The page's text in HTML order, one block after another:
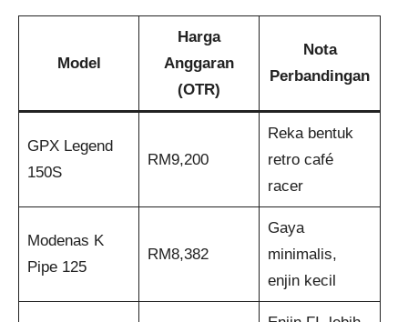
Model
Harga
Anggaran
(OTR)
Nota
Perbandingan
GPX Legend
150S
RM9,200
Reka bentuk
retro café
racer
Modenas K
Pipe 125
RM8,382
Gaya
minimalis,
enjin kecil